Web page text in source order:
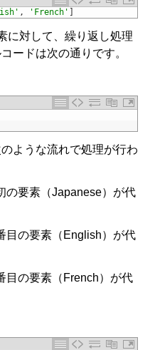
, 'French'
に対して、繰り返し処理
ードは次の通りです。
ような流れで処理が行わ
要素（Japanese）が代
の要素（English）が代
の要素（French）が代